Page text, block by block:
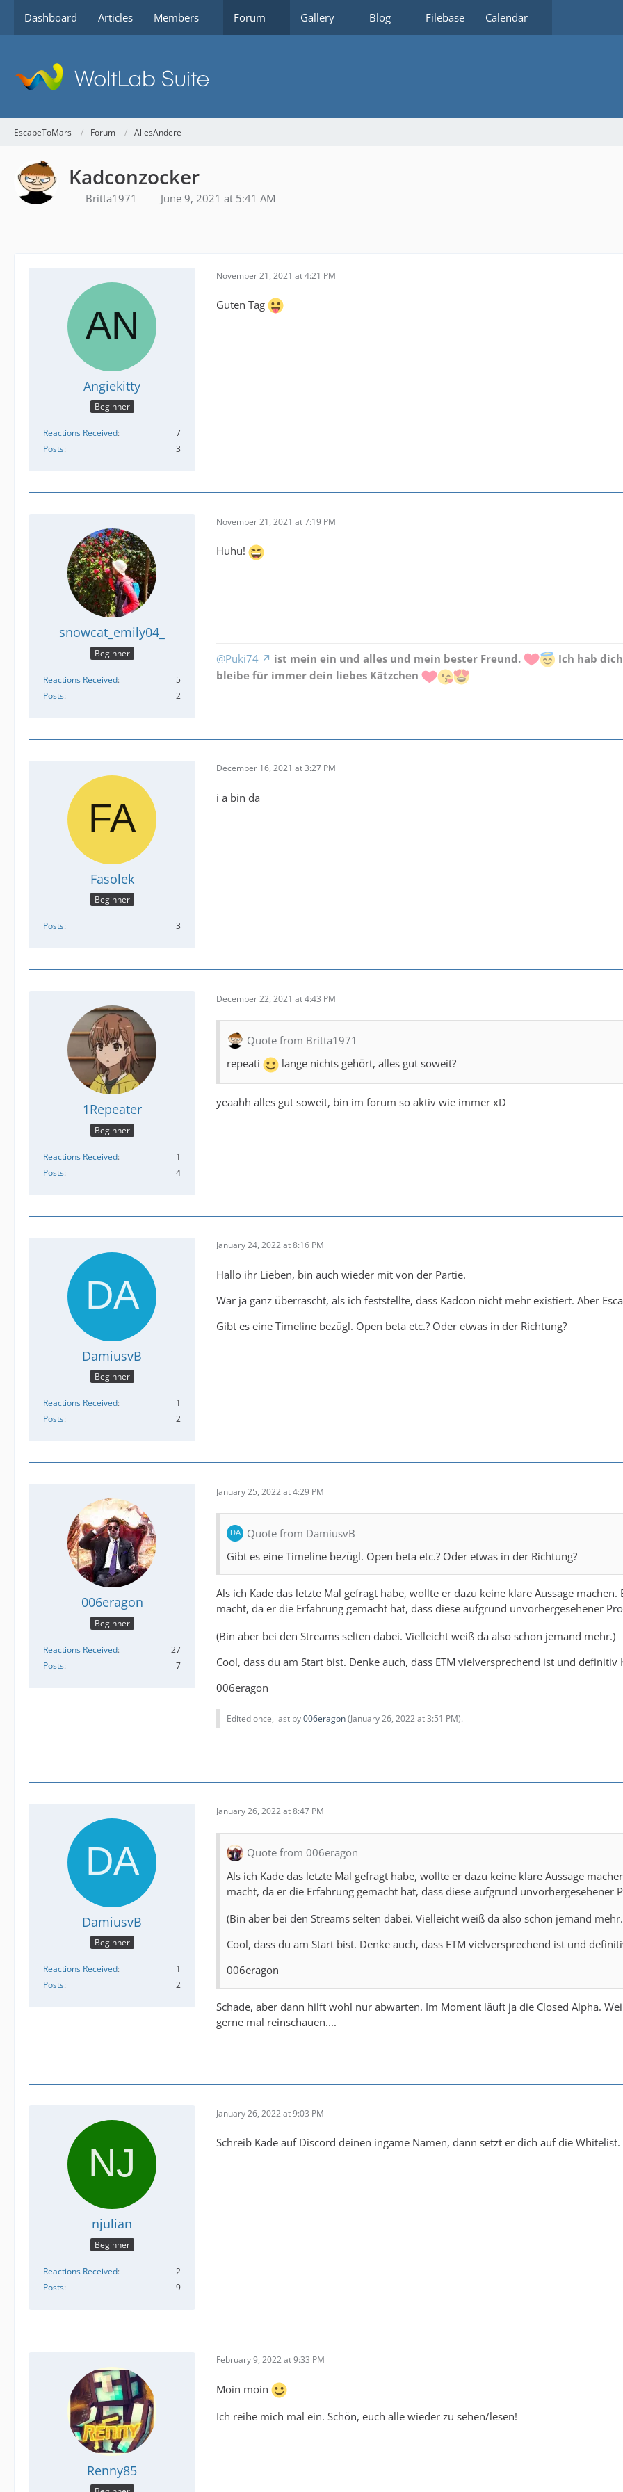
Dashboard Articles Members Forum Gallery Blog Filebase Calendar
EscapeToMars Forum AllesAndere
Kadconzocker
Britta1971 June 9, 2021 at 5:41 AM
Angiekitty
Beginner
Reactions Received
7
Posts
3
November 21, 2021 at 4:21 PM
Guten Tag
snowcat_emily04_
Beginner
Reactions Received
5
Posts
2
November 21, 2021 at 7:19 PM
Huhu!
@Puki74 ist mein ein und alles und mein bester Freund.
Ich hab
bleibe für immer dein liebes Kätzchen
Fasolek
Beginner
Posts 3
December 16, 2021 at 3:27 PM
i a bin da
1Repeater
Beginner
Reactions Received
1
Posts
4
December 22, 2021 at 4:43 PM
Quote from Britta1971
repeati
lange nichts gehört, alles gut soweit?
yeaahh alles gut soweit, bin im forum so aktiv wie immer xD
DamiusvB
Beginner
Reactions Received
1
Posts
2
January 24, 2022 at 8:16 PM
Hallo ihr Lieben, bin auch wieder mit von der Partie.
War ja ganz überrascht, als ich feststellte, dass Kadcon nicht mehr existiert. Aber
Gibt es eine Timeline bezügl. Open beta etc.? Oder etwas in der Richtung?
006eragon
Beginner
Reactions Received
27
Posts
7
January 25, 2022 at 4:29 PM
Quote from DamiusvB
Gibt es eine Timeline bezügl. Open beta etc.? Oder etwas in der Richtung?
Als ich Kade das letzte Mal gefragt habe, wollte er dazu keine klare Aussage
macht, da er die Erfahrung gemacht hat, dass diese aufgrund unvorhergesehener
(Bin aber bei den Streams selten dabei. Vielleicht weiß da also schon jemand mehr.)
Cool, dass du am Start bist. Denke auch, dass ETM vielversprechend ist und definitiv
006eragon
Edited once, last by006eragon(January 26, 2022 at 3:51 PM).
DamiusvB
Beginner
Reactions Received
1
Posts
2
January 26, 2022 at 8:47 PM
Quote from 006eragon
Als ich Kade das letzte Mal gefragt habe, wollte er dazu keine klare Aussage
macht, da er die Erfahrung gemacht hat, dass diese aufgrund
(Bin aber bei den Streams selten dabei. Vielleicht weiß da also schon jemand
Cool, dass du am Start bist. Denke auch, dass ETM vielversprechend ist und
006eragon
Schade, aber dann hilft wohl nur abwarten. Im Moment läuft ja die Closed Alpha.
gerne mal reinschauen....
njulian
Beginner
Reactions Received
2
Posts
9
January 26, 2022 at 9:03 PM
Schreib Kade auf Discord deinen ingame Namen, dann setzt er dich auf die Whitelist.
Renny85
February 9, 2022 at 9:33 PM
Moin moin
Ich reihe mich mal ein. Schön, euch alle wieder zu sehen/lesen!